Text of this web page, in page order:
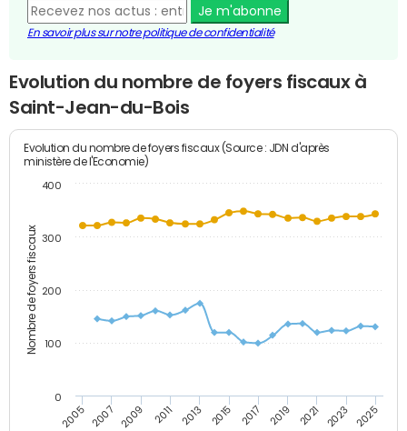
Je m'abonne
En savoir plus sur notre politique de confidentialité
Evolution du nombre de foyers fiscaux à
Saint-Jean-du-Bois
Nombre de foyers fiscaux
Evolution du nombre de foyers fiscaux (Source : JDN d'après
ministère de l'Economie)
2005 2007 2009 2011 2013 2015 2017 2019 2021 2023 2025
0
100
200
300
400